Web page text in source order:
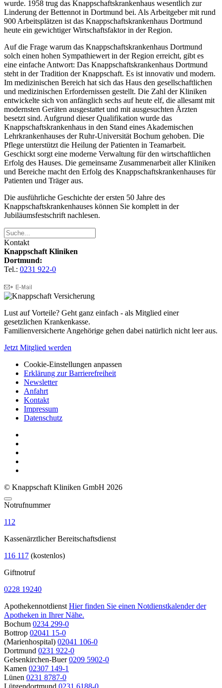
wurde. 1958 trug das Knappschaftskrankenhaus wesentlich zur
Linderung der Bettennot in Dortmund bei. Als Arbeitgeber mit rund
900 Arbeitsplätzen ist das Knappschaftskrankenhaus Dortmund
heute ein gewichtiger Wirtschaftsfaktor in der Region.
Auf die Frage warum das Knappschaftskrankenhaus Dortmund
solch einen hohen Sympathiewert in der Region erreicht, gibt es
eine einfache Antwort: Das Knappschaftskrankenhaus Dortmund
steht in der Tradition der Knappschaft. Es ist innovativ und modern.
Im medizinischen Bereich hat sich das Haus den gesellschaftlichen
und medizinischen Erfordernissen gestellt. Die Zahl der Kliniken
entwickelte sich von anfänglich sechs auf heute elf, die allesamt mit
modernsten Geräten ausgestattet und mit ausgesuchten Ärzten
besetzt sind. Aufgrund dieser Qualifikation wurde das
Knappschaftskrankenhaus in den Stand eines Akademischen
Lehrkrankenhauses der Ruhr-Universität Bochum gehoben. Die
Pflege unterstützt die Heilung der Patienten in Teamarbeit.
Geschickt sorgt eine moderne Verwaltung für den wirtschaftlichen
Erfolg des Hauses. Die gemeinsame Zusammenarbeit aller Kliniken
und Bereiche macht den Erfolg des Knappschaftskrankenhauses für
Patienten und Träger aus.
Die ausführliche Geschichte der ersten 50 Jahre des
Knappschaftskrankenhauses können Sie komplett in der
Jubiläumsfestschrift nachlesen.
Kontakt
Knappschaft Kliniken
Dortmund:
Tel.: 0231 922-0
Lust auf Vorteile? Geht ganz einfach - als Mitglied einer
gesetzlichen Krankenkasse.
Familienversicherte Angehörige gehen dabei natürlich nicht leer aus.
Jetzt Mitglied werden
Cookie-Einstellungen anpassen
Erklärung zur Barrierefreiheit
Newsletter
Anfahrt
Kontakt
Impressum
Datenschutz
© Knappschaft Kliniken GmbH 2026
Notrufnummer
112
Kassenärztlicher Bereitschaftsdienst
116 117 (kostenlos)
Giftnotruf
0228 19240
Apothekennotdienst Hier finden Sie einen Notdienstkalender der
Apotheken in Ihrer Nähe.
Bochum 0234 299-0
Bottrop 02041 15-0
(Marienhospital) 02041 106-0
Dortmund 0231 922-0
Gelsenkirchen-Buer 0209 5902-0
Kamen 02307 149-1
Lünen 0231 8787-0
Lütgendortmund 0231 6188-0